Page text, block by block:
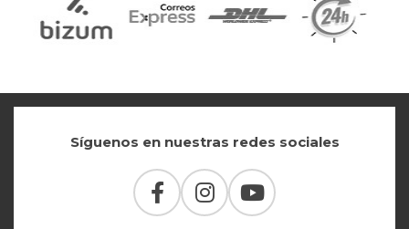
Síguenos en nuestras redes sociales